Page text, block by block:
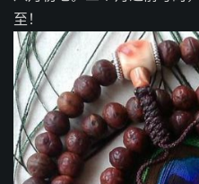
至！